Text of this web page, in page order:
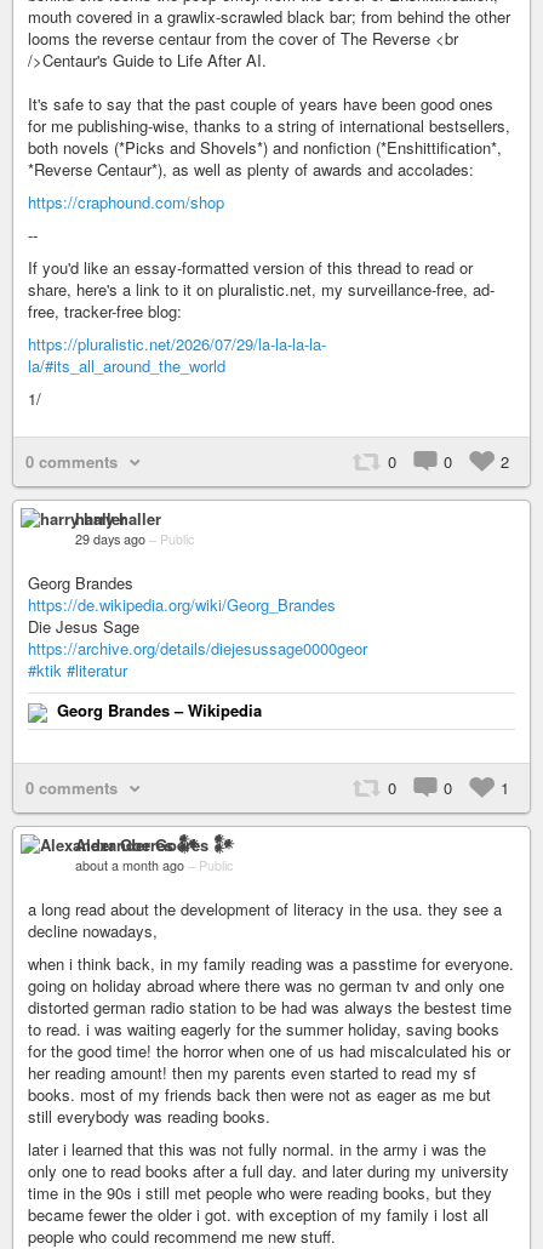
It's safe to say that the past couple of years have been good ones
for me publishing-wise, thanks to a string of international bestsellers,
both novels (*Picks and Shovels*) and nonfiction (*Enshittification*,
*Reverse Centaur*), as well as plenty of awards and accolades:
https://craphound.com/shop
--
If you'd like an essay-formatted version of this thread to read or
share, here's a link to it on pluralistic.net, my surveillance-free, ad-
free, tracker-free blog:
https://pluralistic.net/2026/07/29/la-la-la-la-
la/#its_all_around_the_world
1/
0 comments 0 0 2
harry haller
29 days ago – Public
Georg Brandes
https://de.wikipedia.org/wiki/Georg_Brandes
Die Jesus Sage
https://archive.org/details/diejesussage0000geor
#ktik #literatur
Georg Brandes – Wikipedia
0 comments 0 0 1
Alexander Goeres 𒀯
about a month ago – Public
a long read about the development of literacy in the usa. they see a
decline nowadays,
when i think back, in my family reading was a passtime for everyone.
going on holiday abroad where there was no german tv and only one
distorted german radio station to be had was always the bestest time
to read. i was waiting eagerly for the summer holiday, saving books
for the good time! the horror when one of us had miscalculated his or
her reading amount! then my parents even started to read my sf
books. most of my friends back then were not as eager as me but
still everybody was reading books.
later i learned that this was not fully normal. in the army i was the
only one to read books after a full day. and later during my university
time in the 90s i still met people who were reading books, but they
became fewer the older i got. with exception of my family i lost all
people who could recommend me new stuff.